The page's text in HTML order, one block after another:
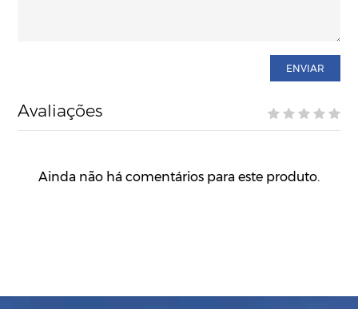
ENVIAR
Avaliações
Ainda não há comentários para este produto.